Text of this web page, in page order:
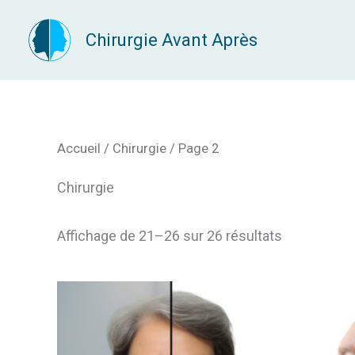
contenu
Chirurgie Avant Après
Accueil / Chirurgie / Page 2
Chirurgie
Affichage de 21–26 sur 26 résultats